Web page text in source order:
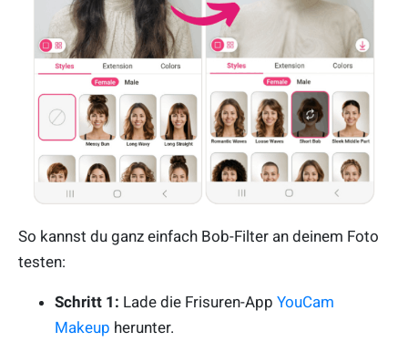
So kannst du ganz einfach Bob-Filter an deinem Foto
testen:
Schritt 1: Lade die Frisuren-App YouCam
Makeup herunter.